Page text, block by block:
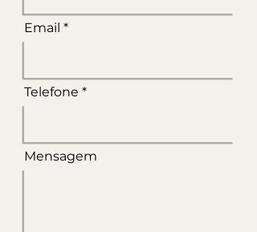
Email
Telefone
Mensagem